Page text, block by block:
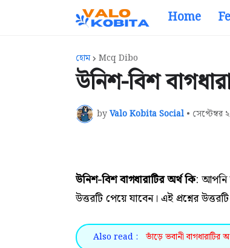
Home
হোম Mcq Dibo
উনিশ-বিশ
byValo Kobita Social • সেপ্টেম্বর
উনিশ-বিশ বাগধারাটির অর্থ কি: আপনি
উত্তরটি পেয়ে যাবেন। এই প্রশ্নের
Also read : ভাঁড়ে ভবানী